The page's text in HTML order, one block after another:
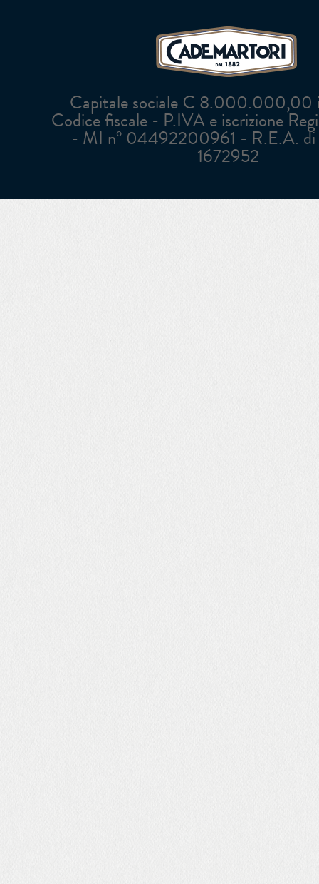
Capitale sociale € 8.000.000,00
Codice fiscale - P.IVA e iscrizione
- MI n° 04492200961 - R.E.A. di
1672952